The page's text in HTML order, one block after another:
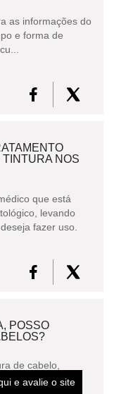
as informações do
e forma de
NOS
que está
levando
fazer uso.
POSSO
de cabelo,
de usar
e avalie o site